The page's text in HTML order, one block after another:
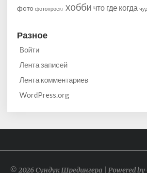
фото фотопроект хобби что где когда
Разное
Войти
Лента записей
Лента комментариев
WordPress.org
© 2026 Сундук Шредингера | Powered by